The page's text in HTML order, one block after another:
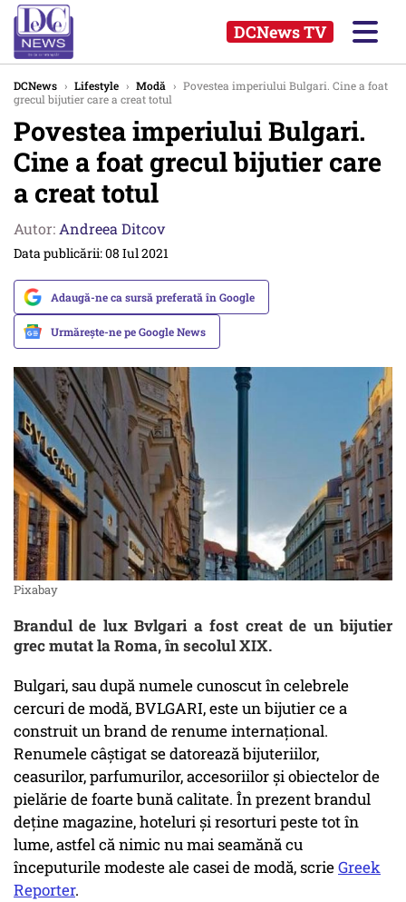
DCNews TV
DCNews › Lifestyle › Modă › Povestea imperiului Bulgari. Cine a foat
grecul bijutier care a creat totul
Povestea imperiului Bulgari.
Cine a foat grecul bijutier care
a creat totul
Autor: Andreea Ditcov
Data publicării: 08 Iul 2021
Adaugă-ne ca sursă preferată în Google
Urmărește-ne pe Google News
Pixabay
Brandul de lux Bvlgari a fost creat de un bijutier
grec mutat la Roma, în secolul XIX.
Bulgari, sau după numele cunoscut în celebrele
cercuri de modă, BVLGARI, este un bijutier ce a
construit un brand de renume internațional.
Renumele câștigat se datorează bijuteriilor,
ceasurilor, parfumurilor, accesoriilor și obiectelor de
pielărie de foarte bună calitate. În prezent brandul
deține magazine, hoteluri și resorturi peste tot în
lume, astfel că nimic nu mai seamănă cu
începuturile modeste ale casei de modă, scrieGreek
Reporter.